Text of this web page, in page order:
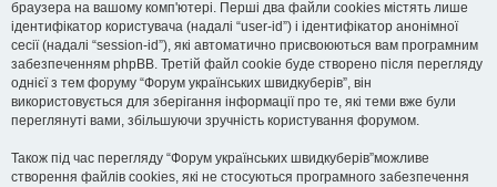
браузера на вашому комп'ютері. Перші два файли cookies містять лише
ідентифікатор користувача (надалі “user-id”) і ідентифікатор анонімної
сесії (надалі “session-id”), які автоматично присвоюються вам програмним
забезпеченням phpBB. Третій файл cookie буде створено після перегляду
однієї з тем форуму “Форум українських швидкуберів”, він
використовується для зберігання інформації про те, які теми вже були
переглянуті вами, збільшуючи зручність користування форумом.
Також під час перегляду “Форум українських швидкуберів”можливе
створення файлів cookies, які не стосуються програмного забезпечення